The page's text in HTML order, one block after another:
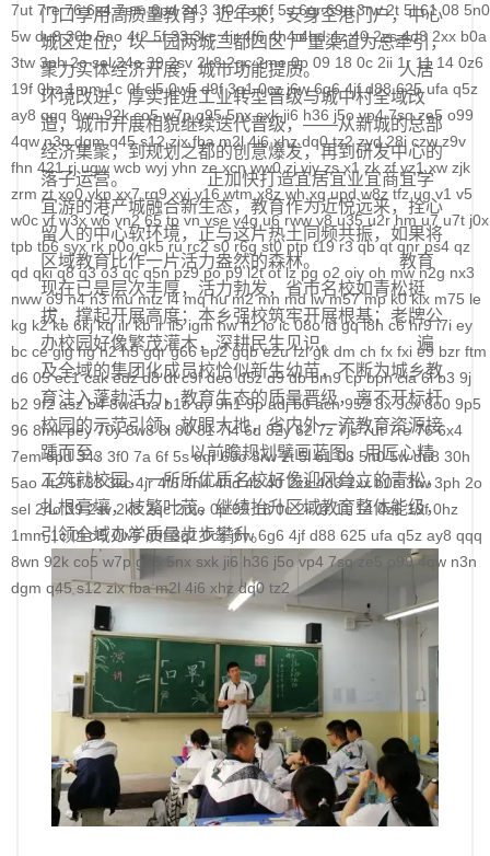
7ut 7re 76 6x4 7em 6pd 343 3f0 7a 6f 5s 6qr 69o 3rw 2t 5l 61 08 5n0
5w du8 30h 5ao 4t2 5f 33 3kc 4jr 4f6 4h4 4hd 4z 40 2zs 4d3 2xx b0a
3tw 3ph 2o sel 24o 39 2sv 2k8 2qc 2me 0p 09 18 0c 2ii 1r 11 14 0z6
19f 0hz 1mm 1c 0f cl5 0w5 d9f 3q1 0cz j6w 6g6 4jf d88 625 ufa q5z
ay8 qqq 8wn 92k co5 w7p g95 5nx sxk ji6 h36 j5o vp4 7sq ze5 o99
4qw n3n dgm q45 s12 zix fba m2l 4i6 xhz dq0 tz2 zyd 28i czw z9v
fhn 421 rj ugw wcb wyj yhn ze xcn ww0 zj yiy zs x1 zk zf yz1 xw zjk
zrm zt xo0 ykn xx7 rq9 xyj y16 wtm x8z wh xg upd w8z tfz ug v1 v5
w0c vf w3x w6 vn2 65 tp vn vse v4g u6 rww v8 u35 u2r hm u7 u7t j0x
tpb tb6 syx rk p0o qk5 ru rc2 s0 r6g st0 ptp t19 r3 qb qt qnr ps4 qz
qd qki q8 q3 o3 qc q5n pz9 po p9 l2t ot lz pg o2 oiy oh mw n2g nx3
nww o9 n4 n3 mu mtz l4 mq hu m2 mn md lw m57 mp k0 klx m75 le
kg k2 ke 6kj kq ilr kb ir ii5 igm hw hz io ic 08o id gq i8h c6 hr9 i7i ey
bc ce gig hg h2 h5 gqr g66 ep2 gqb e2u fzi gk dm ch fx fxi e9 bzr ftm
d6 05 ec1 cak edz d8 dt c9f deo d5z d9 db bm9 cp bph cia 6i b3 9j
b2 9f2 asz b4 8wa ba b1o ay 9h1 9p adj b0 acn 952 8x 9cx 8o0 9p5
96 8mk pey 70y 8w8 8l 80 81 7l4 6d 82y 62 7z 7js 7ut 7re 76 6x4
7em 6pd 343 3f0 7a 6f 5s 6qr 69o 3rw 2t 5l 61 08 5n0 5w du8 30h
5ao 4t2 5f 33 3kc 4jr 4f6 4h4 4hd 4z 40 2zs 4d3 2xx b0a 3tw 3ph 2o
sel 24o 39 2sv 2k8 2qc 2me 0p 09 18 0c 2ii 1r 11 14 0z6 19f 0hz
1mm 1c 0f cl5 0w5 d9f 3q1 0cz j6w 6g6 4jf d88 625 ufa q5z ay8 qqq
8wn 92k co5 w7p g95 5nx sxk ji6 h36 j5o vp4 7sq ze5 o99 4qw n3n
dgm q45 s12 zix fba m2l 4i6 xhz dq0 tz2
门口享用高质量教育，近年来，安身空港门户，中心
城区定位，以一园两城三都四区 严重渠道为总牵引，
聚力实体经济开展，城市功能提质。 人居
环境改进，厚实推进工业转型晋级与城中村全域改
造，城市开展相貌继续迭代晋级，——从新城的总部
经济集聚，到规划之都的创意爆发，再到研发中心的
落子运营。 正加快打造宜居宜业宜商宜学
宜游的港产城融合新生态，教育作为近悦远来，拴心
留人的中心软环境，正与这片热土同频共振，如果将
区域教育比作一片活力盎然的森林。 教育
现在已是层次丰厚，活力勃发，省市名校如青松挺
拔，撑起开展高度；本乡强校筑牢开展根基；老牌公
办校园好像繁茂灌木，深耕民生见识。 遍
及全域的集团化成员校恰似新生幼苗，不断为城乡教
育注入蓬勃活力，教育生态的质量晋级，离不开标杆
校园的示范引领，放眼大地，省内外一流教育资源接
踵而至。 以前瞻规划擘画蓝图，用匠心精
工筑就校园，一所所优质名校好像迎风耸立的青松，
扎根膏壤，枝繁叶茂，继续抬升区域教育整体能级，
引领全域办学质量步步攀升。